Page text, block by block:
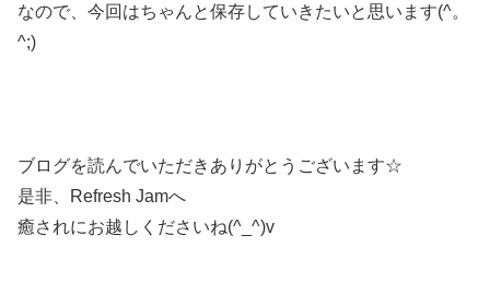
なので、今回はちゃんと保存していきたいと思います(^。
^;)
ブログを読んでいただきありがとうございます☆
是非、Refresh Jamへ
癒されにお越しくださいね(^_^)v